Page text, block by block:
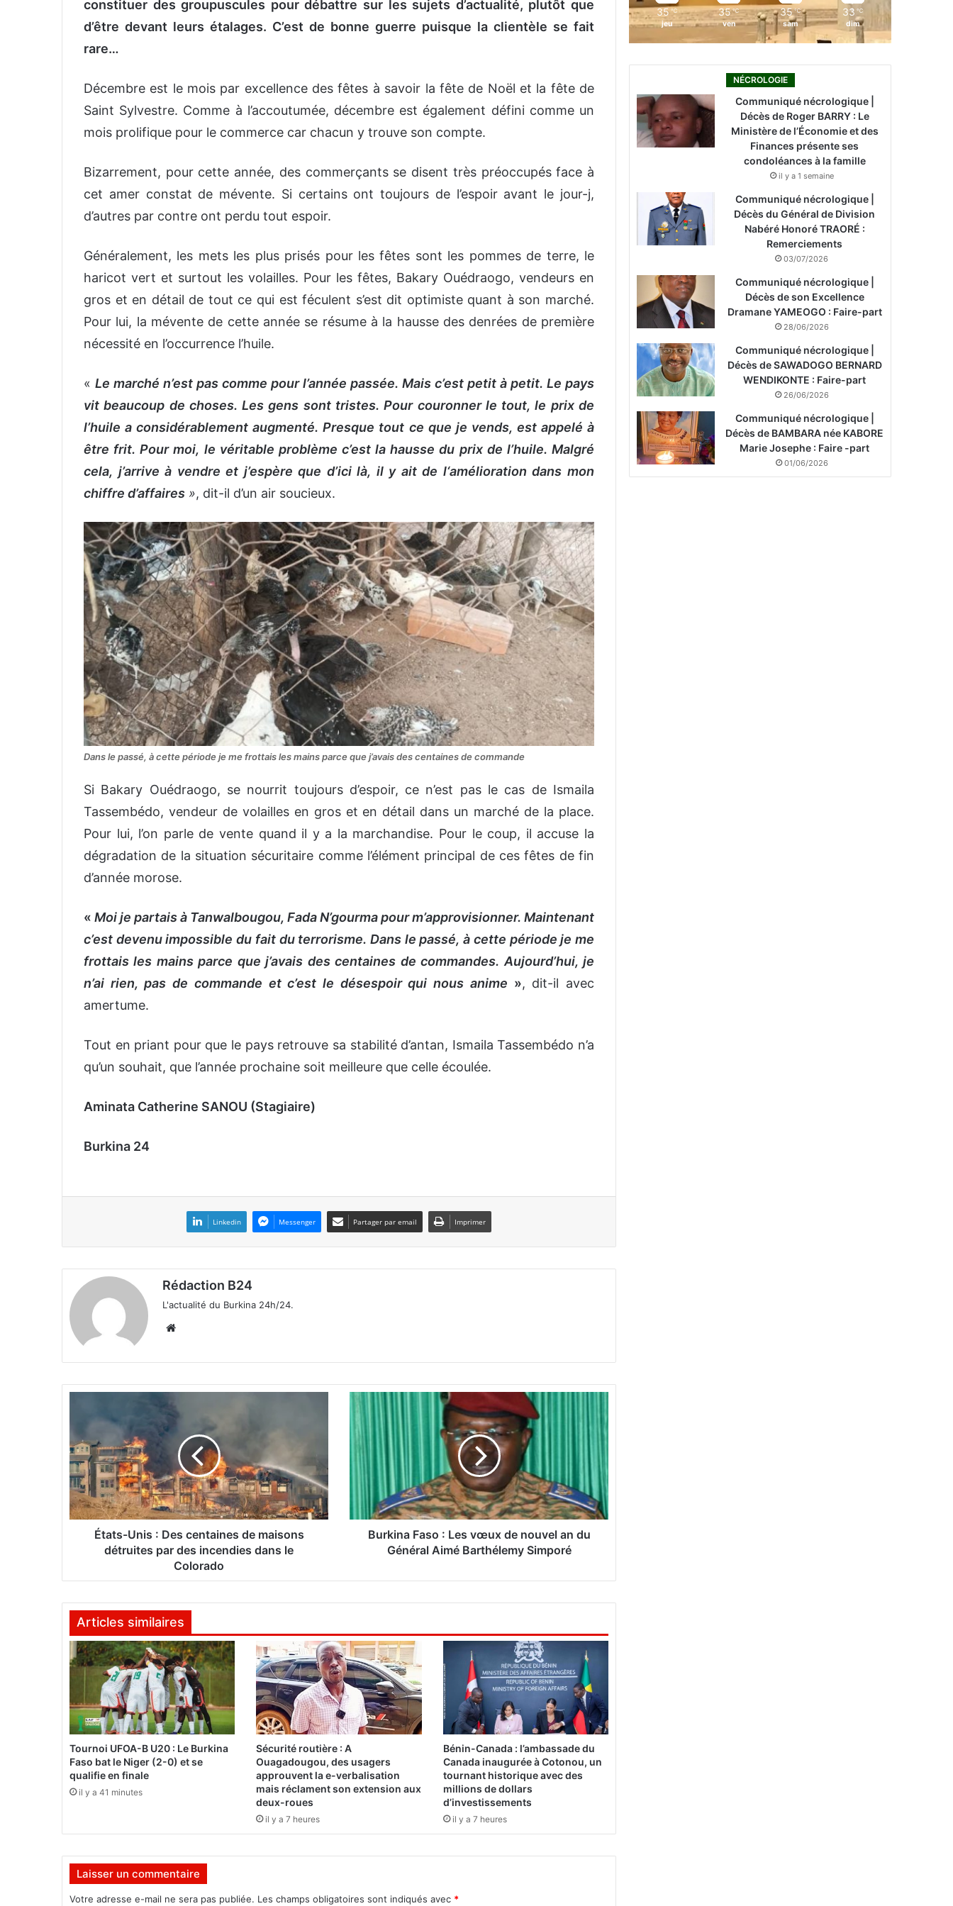
constituer des groupuscules pour débattre sur les sujets d’actualité, plutôt que
d’être devant leurs étalages. C’est de bonne guerre puisque la clientèle se fait
rare…
Décembre est le mois par excellence des fêtes à savoir la fête de Noël et la fête de
Saint Sylvestre. Comme à l’accoutumée, décembre est également défini comme un
mois prolifique pour le commerce car chacun y trouve son compte.
Bizarrement, pour cette année, des commerçants se disent très préoccupés face à
cet amer constat de mévente. Si certains ont toujours de l’espoir avant le jour-j,
d’autres par contre ont perdu tout espoir.
Généralement, les mets les plus prisés pour les fêtes sont les pommes de terre, le
haricot vert et surtout les volailles. Pour les fêtes, Bakary Ouédraogo, vendeurs en
gros et en détail de tout ce qui est féculent s’est dit optimiste quant à son marché.
Pour lui, la mévente de cette année se résume à la hausse des denrées de première
nécessité en l’occurrence l’huile.
« Le marché n’est pas comme pour l’année passée. Mais c’est petit à petit. Le pays
vit beaucoup de choses. Les gens sont tristes. Pour couronner le tout, le prix de
l’huile a considérablement augmenté. Presque tout ce que je vends, est appelé à
être frit. Pour moi, le véritable problème c’est la hausse du prix de l’huile. Malgré
cela, j’arrive à vendre et j’espère que d’ici là, il y ait de l‘amélioration dans mon
chiffre d’affaires », dit-il d’un air soucieux.
Dans le passé, à cette période je me frottais les mains parce que j’avais des centaines de commande
Si Bakary Ouédraogo, se nourrit toujours d’espoir, ce n’est pas le cas de Ismaila
Tassembédo, vendeur de volailles en gros et en détail dans un marché de la place.
Pour lui, l’on parle de vente quand il y a la marchandise. Pour le coup, il accuse la
dégradation de la situation sécuritaire comme l’élément principal de ces fêtes de fin
d’année morose.
« Moi je partais à Tanwalbougou, Fada N’gourma pour m’approvisionner. Maintenant
c’est devenu impossible du fait du terrorisme. Dans le passé, à cette période je me
frottais les mains parce que j’avais des centaines de commandes. Aujourd’hui, je
n’ai rien, pas de commande et c’est le désespoir qui nous anime », dit-il avec
amertume.
Tout en priant pour que le pays retrouve sa stabilité d’antan, Ismaila Tassembédo n’a
qu’un souhait, que l’année prochaine soit meilleure que celle écoulée.
Aminata Catherine SANOU (Stagiaire)
Burkina 24
Linkedin Messenger Partager par email Imprimer
Rédaction B24
L'actualité du Burkina 24h/24.
te
t
s
-
U
n
i
e
t
n
e
d
e
m
États-Unis : Des centaines de maisons
détruites par des incendies dans le
Colorado
a
œ
u
x
d
o
e
l
Burkina Faso : Les vœux de nouvel an du
Général Aimé Barthélemy Simporé
Articles similaires
Tournoi UFOA-B U20 : Le Burkina
Faso bat le Niger (2-0) et se
qualifie en finale
il y a 41 minutes
Sécurité routière : A
Ouagadougou, des usagers
approuvent la e-verbalisation
mais réclament son extension aux
deux-roues
il y a 7 heures
Bénin-Canada : l’ambassade du
Canada inaugurée à Cotonou, un
tournant historique avec des
millions de dollars
d’investissements
il y a 7 heures
Laisser un commentaire
Votre adresse e-mail ne sera pas publiée. Les champs obligatoires sont indiqués avec *
35 ℃
jeu
35 ℃
ven
35 ℃
sam
33 ℃
dim
NÉCROLOGIE
Communiqué nécrologique |
Décès de Roger BARRY : Le
Ministère de l’Économie et des
Finances présente ses
condoléances à la famille
il y a 1 semaine
Communiqué nécrologique |
Décès du Général de Division
Nabéré Honoré TRAORÉ :
Remerciements
03/07/2026
Communiqué nécrologique |
Décès de son Excellence
Dramane YAMEOGO : Faire-part
28/06/2026
Communiqué nécrologique |
Décès de SAWADOGO BERNARD
WENDIKONTE : Faire-part
26/06/2026
Communiqué nécrologique |
Décès de BAMBARA née KABORE
Marie Josephe : Faire -part
01/06/2026